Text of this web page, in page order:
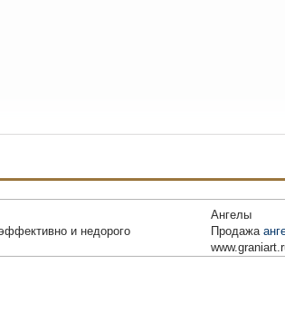
Ангелы
Продажа
и недорого